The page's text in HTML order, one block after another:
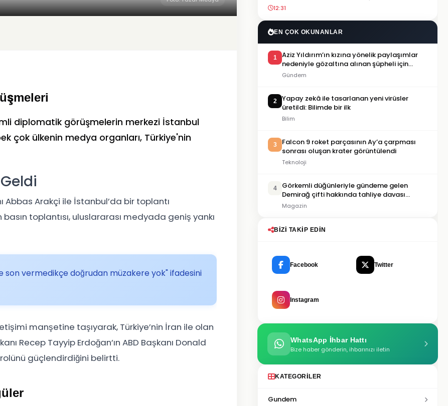
diplomatik görüşmelerin merkezi İstanbul
çok ülkenin medya organları, Türkiye'nin
Abbas Arakçi ile İstanbul’da bir toplantı
toplantısı, uluslararası medyada geniş yankı
son vermedikçe doğrudan müzakere yok" ifadesini
manşetine taşıyarak, Türkiye’nin İran ile olan
Recep Tayyip Erdoğan’ın ABD Başkanı Donald
güçlendirdiğini belirtti.
12:31
EN ÇOK OKUNANLAR
1
Aziz Yıldırım’ın kızına yönelik paylaşımlar
nedeniyle gözaltına alınan şüpheli için
tutuklama talebi
Gündem
2
Yapay zekâ ile tasarlanan yeni virüsler
üretildi: Bilimde bir ilk
Bilim
3
Falcon 9 roket parçasının Ay’a çarpması
sonrası oluşan krater görüntülendi
Teknoloji
4
Görkemli düğünleriyle gündeme gelen
Demirağ çifti hakkında tahliye davası
iddiası
Magazin
BIZI TAKIP EDIN
Facebook Twitter
Instagram
WhatsApp İhbar Hattı
Bize haber gönderin, ihbarınızı iletin
KATEGORILER
Gundem